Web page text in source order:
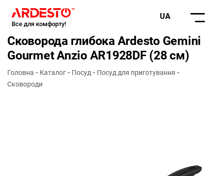
Все для комфорту!
UA
Сковорода глибока Ardesto Gemini
Gourmet Anzio AR1928DF (28 см)
Головна Каталог Посуд
Посуд для приготування
Сковороди